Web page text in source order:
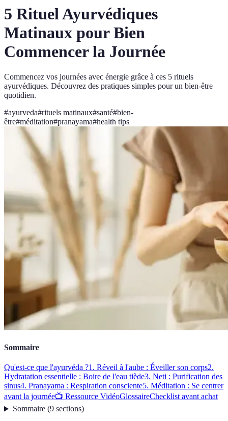
5 Rituel Ayurvédiques
Matinaux pour Bien
Commencer la Journée
Commencez vos journées avec énergie grâce à ces 5 rituels
ayurvédiques. Découvrez des pratiques simples pour un bien-être
quotidien.
#ayurveda#rituels matinaux#santé#bien-
être#méditation#pranayama#health tips
Sommaire
Qu'est-ce que l'ayurvéda ?1. Réveil à l'aube : Éveiller son corps2.
Hydratation essentielle : Boire de l'eau tiède3. Neti : Purification des
sinus4. Pranayama : Respiration consciente5. Méditation : Se centrer
avant la journée📺 Ressource VidéoGlossaireChecklist avant achat
Sommaire(9 sections)